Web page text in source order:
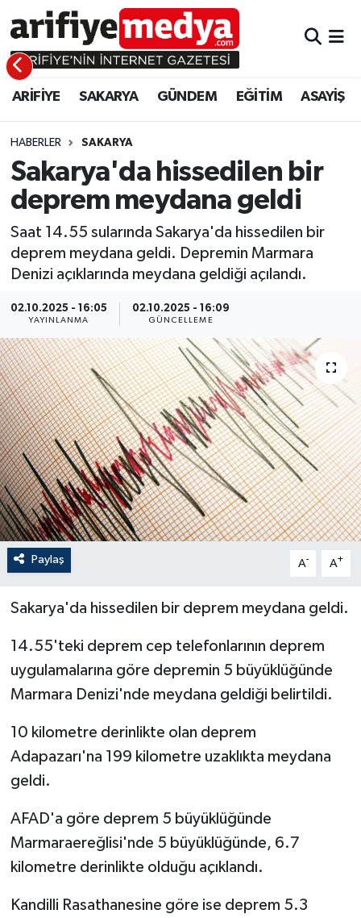
ARİFİYE SAKARYA GÜNDEM EĞİTİM ASAYİŞ
HABERLER SAKARYA
Sakarya'da hissedilen bir
deprem meydana geldi
Saat 14.55 sularında Sakarya'da hissedilen bir
deprem meydana geldi. Depremin Marmara
Denizi açıklarında meydana geldiği açılandı.
02.10.2025 - 16:05
YAYINLANMA
02.10.2025 - 16:09
GÜNCELLEME
Paylaş A- A+
Sakarya'da hissedilen bir deprem meydana geldi.
14.55'teki deprem cep telefonlarının deprem
uygulamalarına göre depremin 5 büyüklüğünde
Marmara Denizi'nde meydana geldiği belirtildi.
10 kilometre derinlikte olan deprem
Adapazarı'na 199 kilometre uzaklıkta meydana
geldi.
AFAD'a göre deprem 5 büyüklüğünde
Marmaraereğlisi'nde 5 büyüklüğünde, 6.7
kilometre derinlikte olduğu açıklandı.
Kandilli Rasathanesine göre ise deprem 5.3
ARİFİYE
SAKARYA
GÜNDEM
EĞİTİM
ASAYİŞ
EKONOMİ
ARİFİYE
GÜNDEM
EĞİTİM
EKONOMİ
ASAYİŞ
Sakarya Hava Durumu
Sakarya Namaz Vakitleri
Sakarya Trafik Yoğunluk Haritası
Süper Lig Puan Durumu ve Fikstür
Tüm Manşetler
Son Dakika Haberleri
Haber Arşivi